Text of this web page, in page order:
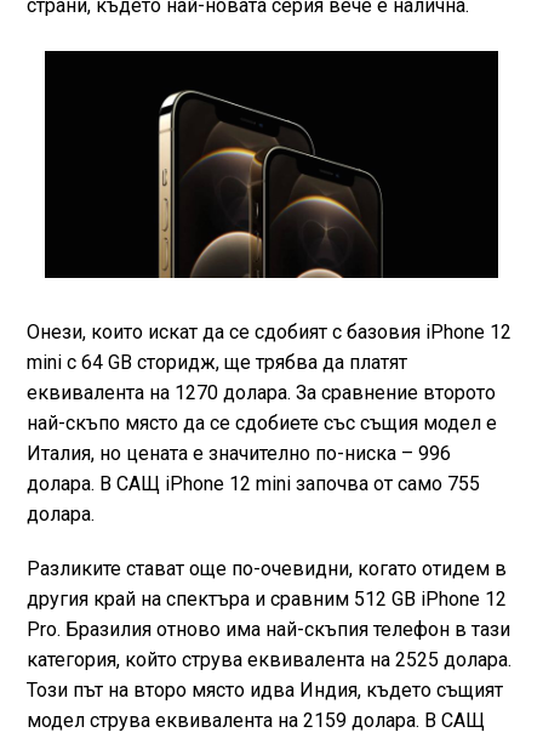
страни, където най-новата серия вече е налична.
Онези, които искат да се сдобият с базовия iPhone 12
mini с 64 GB сторидж, ще трябва да платят
еквивалента на 1270 долара. За сравнение второто
най-скъпо място да се сдобиете със същия модел е
Италия, но цената е значително по-ниска – 996
долара. В СAЩ iPhone 12 mini започва от само 755
долара.
Разликите стават още по-очевидни, когато отидем в
другия край на спектъра и сравним 512 GB iPhone 12
Pro. Бразилия отново има най-скъпия телефон в тази
категория, който струва еквивалента на 2525 долара.
Този път на второ място идва Индия, където същият
модел струва еквивалента на 2159 долара. В САЩ